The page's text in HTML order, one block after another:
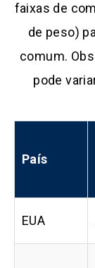
faixas de
de peso)
comum.
pode
País
EUA